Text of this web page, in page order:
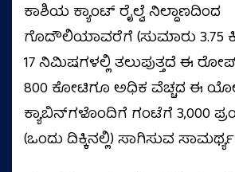
ಕಾಶಿಯ ಕ್ಯಾಂಟ್ ರೈಲ್ವೆ ನಿಲ್ದಾಣದಿಂದ
ಗೊದೌಲಿಯಾವರೆಗೆ (ಸುಮಾರು 3.75
17 ನಿಮಿಷಗಳಲ್ಲಿ ತಲುಪುತ್ತದೆ ಈ
₹800 ಕೋಟಿಗೂ ಅಧಿಕ ವೆಚ್ಚದ ಈ
ಕ್ಯಾಬಿನ್‌ಗಳೊಂದಿಗೆ ಗಂಟೆಗೆ 3,000
(ಒಂದು ದಿಕ್ಕಿನಲ್ಲಿ) ಸಾಗಿಸುವ